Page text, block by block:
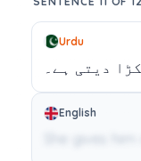
Urdu
دیتی ہے۔
English
She gives